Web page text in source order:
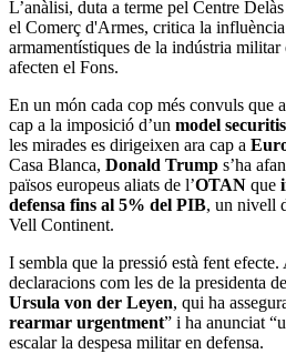
L’anàlisi, duta a terme pel Centre
el Comerç d'Armes, critica la influència
armamentístiques de la indústria militar
afecten el Fons.
En un món cada cop més convuls que
cap a la imposició d’un model
les mirades es dirigeixen ara cap a
Casa Blanca, Donald Trump s’ha
països europeus aliats de l’OTAN que
defensa fins al 5% del PIB, un nivell
Vell Continent.
I sembla que la pressió està fent
declaracions com les de la presidenta
Ursula von der Leyen, qui ha
rearmar urgentment” i ha anunciat
escalar la despesa militar en defensa.